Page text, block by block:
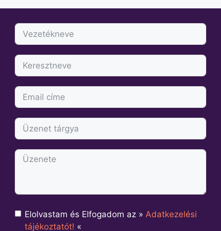
Elolvastam és Elfogadom az » Adatkezelési
tájékoztatót! «